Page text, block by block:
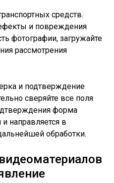
средств.
и повреждения
фотографии, загружайте
рассмотрения
и подтверждение
сверяйте все поля
форма
и направляется в
обработки.